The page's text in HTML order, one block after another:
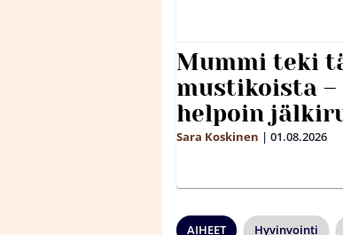
Mummi teki
mustikoista –
helpoin
Sara Koskinen | 01.08.2026
AIHEET Hyvinvointi